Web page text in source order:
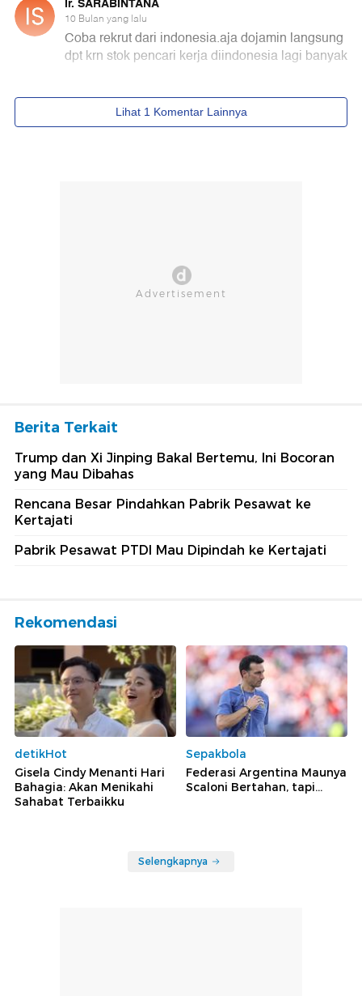
Berita Terkait
Trump dan Xi Jinping Bakal Bertemu, Ini Bocoran
yang Mau Dibahas
Rencana Besar Pindahkan Pabrik Pesawat ke
Kertajati
Pabrik Pesawat PTDI Mau Dipindah ke Kertajati
Rekomendasi
detikHot
Gisela Cindy Menanti Hari
Bahagia: Akan Menikahi
Sahabat Terbaikku
Sepakbola
Federasi Argentina Maunya
Scaloni Bertahan, tapi...
Selengkapnya